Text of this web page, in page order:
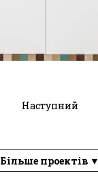
Більше проектів ▼
Наступний